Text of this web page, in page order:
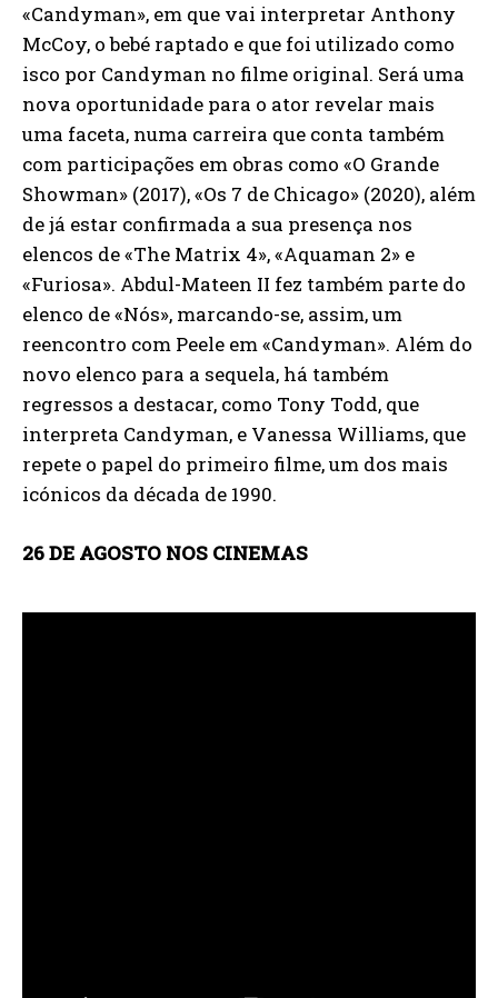
«Candyman», em que vai interpretar Anthony
McCoy, o bebé raptado e que foi utilizado como
isco por Candyman no filme original. Será uma
nova oportunidade para o ator revelar mais
uma faceta, numa carreira que conta também
com participações em obras como «O Grande
Showman» (2017), «Os 7 de Chicago» (2020), além
de já estar confirmada a sua presença nos
elencos de «The Matrix 4», «Aquaman 2» e
«Furiosa». Abdul-Mateen II fez também parte do
elenco de «Nós», marcando-se, assim, um
reencontro com Peele em «Candyman». Além do
novo elenco para a sequela, há também
regressos a destacar, como Tony Todd, que
interpreta Candyman, e Vanessa Williams, que
repete o papel do primeiro filme, um dos mais
icónicos da década de 1990.
26 DE AGOSTO NOS CINEMAS